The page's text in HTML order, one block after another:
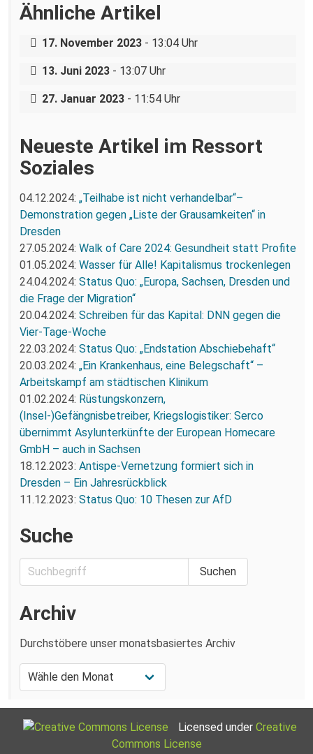
Ähnliche Artikel
Antifaschist:innen in Dresden und
17. November 2023 - 13:04 Uhr
Kaum Wasser, kein Essen, kein Schlaf: 10
13. Juni 2023 - 13:07 Uhr
13. Februar: Staatsanwaltschaft erneut
27. Januar 2023 - 11:54 Uhr
Neueste Artikel im Ressort
Soziales
04.12.2024: „Teilhabe ist nicht verhandelbar“–
Demonstration gegen „Liste der Grausamkeiten“ in
Dresden
27.05.2024: Walk of Care 2024: Gesundheit statt Profite
01.05.2024: Wasser für Alle! Kapitalismus trockenlegen
24.04.2024: Status Quo: „Europa, Sachsen, Dresden und
die Frage der Migration“
20.04.2024: Schreiben für das Kapital: DNN gegen die
Vier-Tage-Woche
22.03.2024: Status Quo: „Endstation Abschiebehaft“
20.03.2024: „Ein Krankenhaus, eine Belegschaft“ –
Arbeitskampf am städtischen Klinikum
01.02.2024: Rüstungskonzern,
(Insel-)Gefängnisbetreiber, Kriegslogistiker: Serco
übernimmt Asylunterkünfte der European Homecare
GmbH – auch in Sachsen
18.12.2023: Antispe-Vernetzung formiert sich in
Dresden – Ein Jahresrückblick
11.12.2023: Status Quo: 10 Thesen zur AfD
Suche
Archiv
Durchstöbere unser monatsbasiertes Archiv
Licensed under Creative
Commons License